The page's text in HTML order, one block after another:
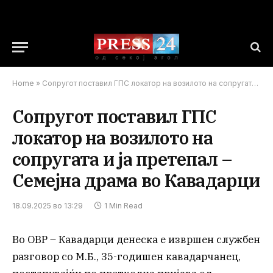
Home » Сопругот поставил ГПС локатор на возилото на сопругата и ја претепал – Семејна драма во Кавадарци
Сопругот поставил ГПС
локатор на возилото на
сопругата и ја претепал –
Семејна драма во Кавадарци
18.09.2025 во 13:29 1 Min Read
Во ОВР – Кавадарци денеска е извршен службен
разговор со М.Б., 35-годишен кавадарчанец,